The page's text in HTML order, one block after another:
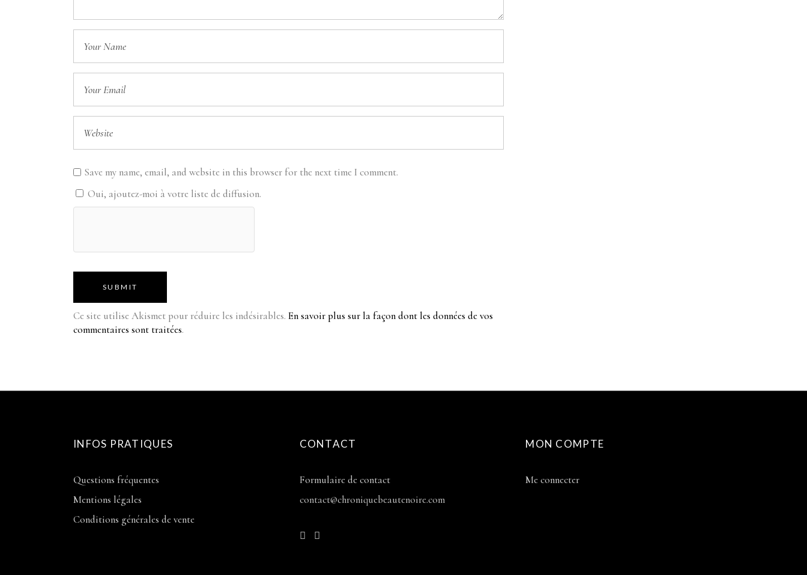
Save my name, email, and website in this browser for the next time I comment.
Oui, ajoutez-moi à votre liste de diffusion.
SUBMIT
Ce site utilise Akismet pour réduire les indésirables. En savoir plus sur la façon dont les données de vos
commentaires sont traitées.
INFOS PRATIQUES
Questions fréquentes
Mentions légales
Conditions générales de vente
CONTACT
Formulaire de contact
contact@chroniquebeautenoire.com
MON COMPTE
Me connecter